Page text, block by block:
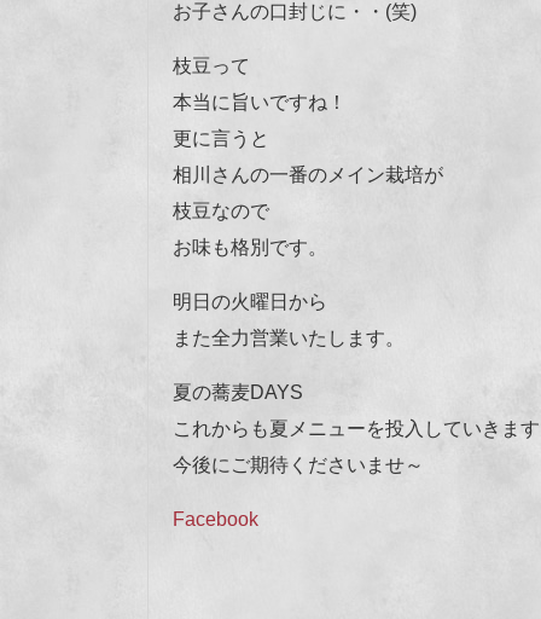
お子さんの口封じに・・(笑)
枝豆って
本当に旨いですね！
更に言うと
相川さんの一番のメイン栽培が
枝豆なので
お味も格別です。
明日の火曜日から
また全力営業いたします。
夏の蕎麦DAYS
これからも夏メニューを投入していきま
今後にご期待くださいませ～
Facebook